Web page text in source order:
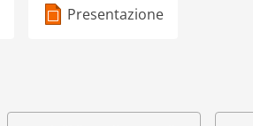
Presentazione